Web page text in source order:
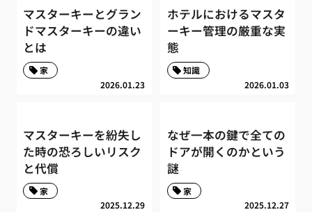
マスターキーとグラン
ドマスターキーの違い
とは
2026.01.23
家
ホテルにおけるマスタ
ーキー管理の厳重な実
態
2026.01.03
知識
マスターキーを紛失し
た時の恐ろしいリスク
と代償
2025.12.29
家
なぜ一本の鍵で全ての
ドアが開くのかという
謎
2025.12.27
家